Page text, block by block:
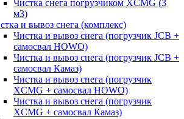
Чистка снега погрузчиком XCMG (3
м3)
и вывоз снега (комплекс)
Чистка и вывоз снега (погрузчик JCB +
самосвал HOWO)
Чистка и вывоз снега (погрузчик JCB +
самосвал Камаз)
Чистка и вывоз снега (погрузчик
XCMG + самосвал HOWO)
Чистка и вывоз снега (погрузчик
XCMG + самосвал Камаз)